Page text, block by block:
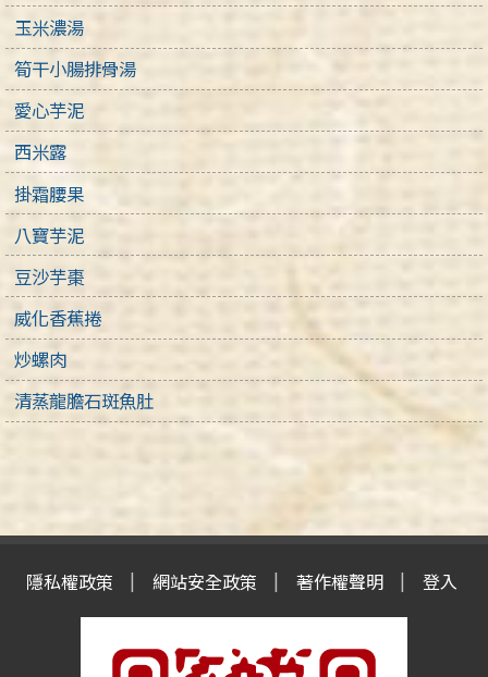
玉米濃湯
筍干小腸排骨湯
愛心芋泥
西米露
掛霜腰果
八寶芋泥
豆沙芋棗
威化香蕉捲
炒螺肉
清蒸龍膽石斑魚肚
隱私權政策 網站安全政策 著作權聲明 登入